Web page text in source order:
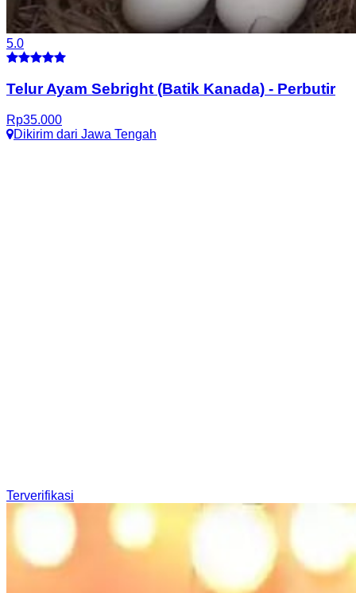
5.0
Telur Ayam Sebright (Batik Kanada) - Perbutir
Rp35.000
Dikirim dari Jawa Tengah
Terverifikasi